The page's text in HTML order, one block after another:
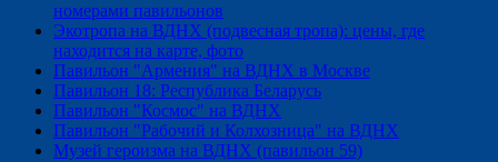
номерами павильонов
Экотропа на ВДНХ (подвесная тропа): цены, где
находится на карте, фото
Павильон "Армения" на ВДНХ в Москве
Павильон 18: Республика Беларусь
Павильон "Космос" на ВДНХ
Павильон "Рабочий и Колхозница" на ВДНХ
Музей героизма на ВДНХ (павильон 59)